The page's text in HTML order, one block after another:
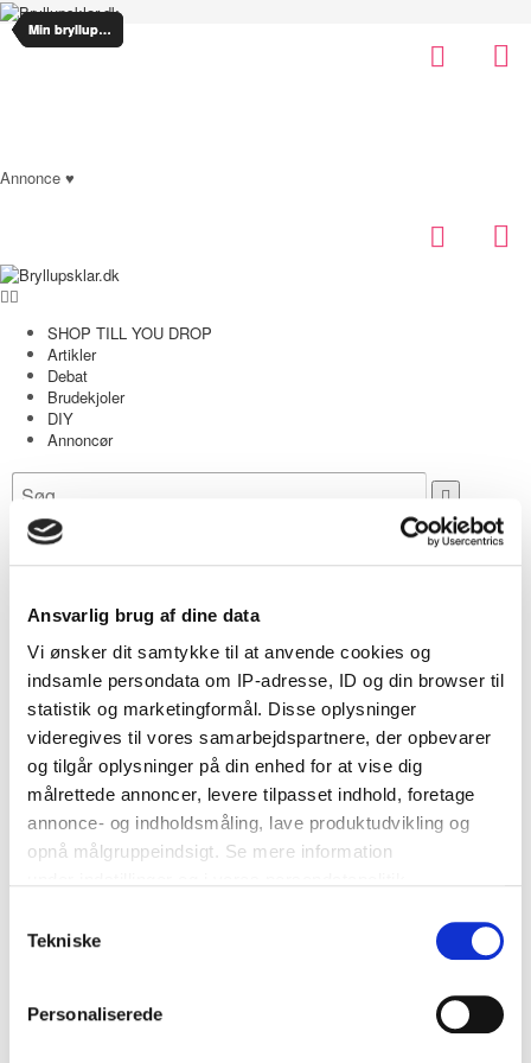
Ansvarlig brug af dine data
Vi ønsker dit samtykke til at anvende cookies og
indsamle persondata om IP-adresse, ID og din browser til
statistik og marketingformål. Disse oplysninger
videregives til vores samarbejdspartnere, der opbevarer
og tilgår oplysninger på din enhed for at vise dig
målrettede annoncer, levere tilpasset indhold, foretage
annonce- og indholdsmåling, lave produktudvikling og
opnå målgruppeindsigt. Se mere information
Hvis du tillader det, vil vi også gerne:
Indsamle præcise oplysninger om din placering, der
Identificere din enhed baseret på en scanning af dens
Tekniske
Personaliserede
Min bryllupsplanlægning
Annonce ♥
Min bryllupsplanlægning
SHOP TILL YOU DROP
Artikler
Debat
Brudekjoler
DIY
Annoncør
Brudekjoler
Tools
Annoncør
Security Check
Submit Report